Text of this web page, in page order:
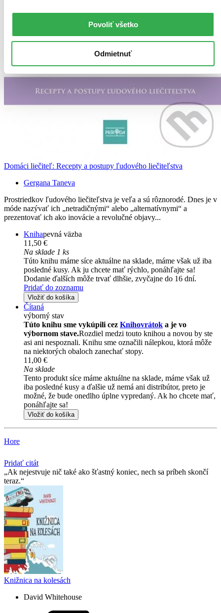
Povoliť všetko
Odmietnuť
Domáci liečiteľ: Recepty a postupy ľudového liečiteľstva
Gergana Taneva
Prostriedkov ľudového liečiteľstva je veľa a sú rôznorodé. Dnes je v
móde nazývať ich „netradičnými“ alebo „alternatívnymi“ a
prezentovať ich ako inovácie a revolučné objavy...
Knihapevná väzba
11,50 €
Na sklade 1 ks
Túto knihu máme síce aktuálne na sklade, máme však už iba
posledné kusy. Ak ju chcete mať rýchlo, ponáhľajte sa!
Dodanie ďalších môže trvať dlhšie, zvyčajne do 16 dní.
Pridať do zoznamu
Vložiť do košíka
Čítaná
výborný stav
Túto knihu sme vykúpili cez Knihovrátok a je vo
výbornom stave.Rozdiel medzi touto knihou a novou by ste
asi ani nespoznali. Knihu sme označili nálepkou, ktorá môže
na niektorých obaloch zanechať stopy.
11,00 €
Na sklade
Tento produkt síce máme aktuálne na sklade, máme však už
iba posledné kusy a ďalšie už nemá ani distribútor, preto je
možné, že bude onedlho úplne vypredaný. Ak ho chcete mať,
ponáhľajte sa!
Vložiť do košíka
Hore
Pridať citát
Ak nejestvuje nič také ako šťastný koniec, nech sa príbeh skončí
teraz.
Knižnica na kolesách
David Whitehouse